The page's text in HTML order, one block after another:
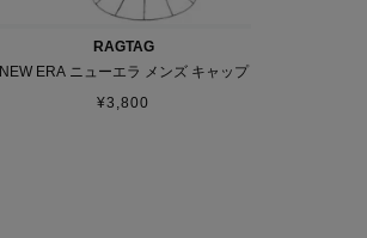
RAGTAG
NEW ERA ニューエラ メンズ キャップ
¥3,800